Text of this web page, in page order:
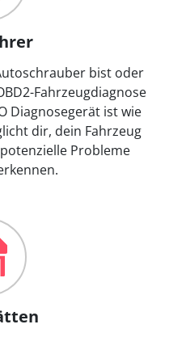
bist oder
Fahrzeugdiagnose
Diagnosegerät ist wie
dir, dein Fahrzeug
Probleme